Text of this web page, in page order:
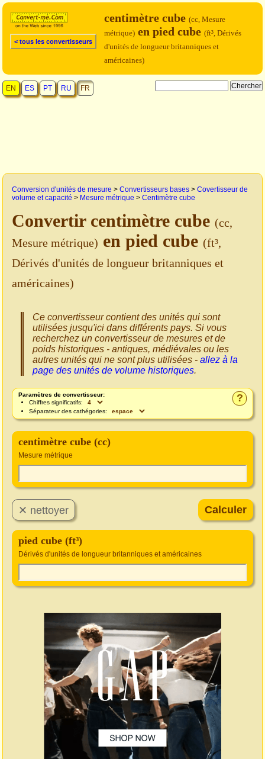
< tous les convertisseurs
centimètre cube (cc, Mesure
métrique) en pied cube (ft³, Dérivés
d'unités de longueur britanniques et
américaines)
EN ES PT RU FR
Conversion d'unités de mesure > Convertisseurs bases > Covertisseur de
volume et capacité > Mesure métrique > Centimètre cube
Convertir centimètre cube (cc,
Mesure métrique) en pied cube (ft³,
Dérivés d'unités de longueur britanniques et
américaines)
Ce convertisseur contient des unités qui sont
utilisées jusqu'ici dans différents pays. Si vous
recherchez un convertisseur de mesures et de
poids historiques - antiques, médiévales ou les
autres unités qui ne sont plus utilisées - allez à la
page des unités de volume historiques.
?
Paramètres de convertisseur:
Chiffres significatifs:
Séparateur des cathégories:
centimètre cube (cc)
Mesure métrique
pied cube (ft³)
Dérivés d'unités de longueur britanniques et américaines